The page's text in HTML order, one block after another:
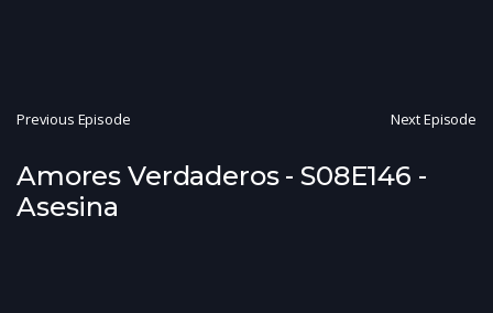
Previous Episode Next Episode
Amores Verdaderos - S08E146 -
Asesina